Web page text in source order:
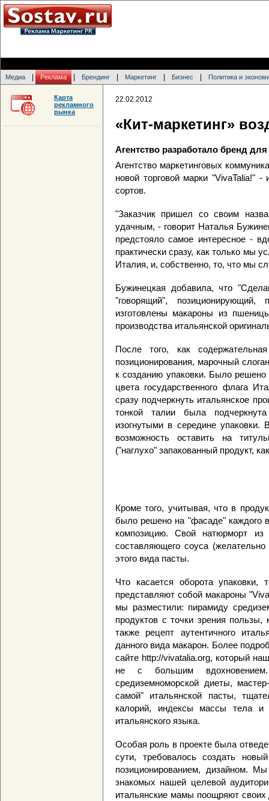
Медиа Реклама Брендинг Маркетинг Бизнес Политика и
22.02.2012
«Кит-маркетинг»
Агентство разработало бренд
Агентство маркетинговых
новой торговой марки "VivaTalia!"
сортов.
"Заказчик пришел со своим
удачным, - говорит Наталья
предстояло самое интересное -
практически сразу, как только мы
Италия, и, собственно, то, что мы
Бужинецкая добавила, что
"говорящий",
изготовлены макароны из
производства итальянской
После того, как
позиционирования, марочный
к созданию упаковки. Было
цвета государственного флага
сразу подчеркнуть итальянское
тонкой талии была
изогнутыми в середине упаковки.
возможность оставить на
("наглухо" запакованный продукт,
Кроме того, учитывая, что в
было решено на "фасаде" каждого
композицию. Свой натюрморт
составляющего соуса (желательно
этого вида пасты.
Что касается оборота
представляют собой макароны
мы разместили: пирамиду
продуктов с точки зрения
также рецепт аутентичного
данного вида макарон. Более
сайте http://vivatalia.org, который
не с большим
средиземноморской диеты,
самой" итальянской пасты,
калорий, индексы массы тела и
итальянского языка.
Особая роль в проекте была
сути, требовалось создать
позиционированием, дизайном.
знакомых нашей целевой
итальянские мамы поощряют
Карта
рекламного
рынка